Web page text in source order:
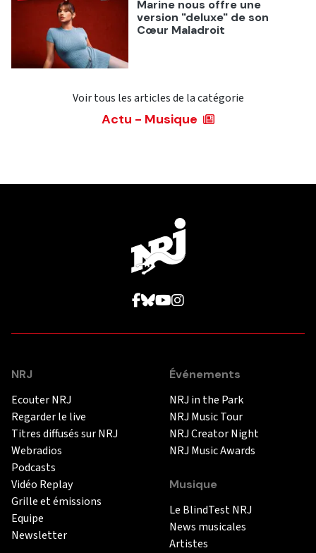
Marine nous offre une
version "deluxe" de son
Cœur Maladroit
Voir tous les articles de la catégorie
Actu - Musique
NRJ
Ecouter NRJ
Regarder le live
Titres diffusés sur NRJ
Webradios
Podcasts
Vidéo Replay
Grille et émissions
Equipe
Newsletter
Événements
NRJ in the Park
NRJ Music Tour
NRJ Creator Night
NRJ Music Awards
Musique
Le BlindTest NRJ
News musicales
Artistes